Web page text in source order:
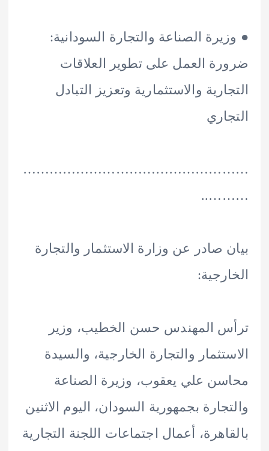
الصناعة والتجارة السودانية:
العمل على تطوير العلاقات
والاستثمارية وتعزيز التبادل
صادر عن وزارة الاستثمار والتجارة
المهندس حسن الخطيب، وزير
والتجارة الخارجية، والسيدة
علي يعقوب، وزيرة الصناعة
بجمهورية السودان، اليوم الاثنين
أعمال اجتماعات اللجنة التجارية